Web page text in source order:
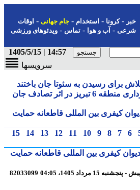
-کرونا-استخدام- جام جهانی-اوقات
-آب و هوا-تماس-ویدئوهای ورزشی
14:57 | 1405/5/15
سرویسها
کارگر فضای سبز شهرداری منطقه 6 تبریز در اثر تصادف جان
کیفری بین المللی قاطعانه حمایت
7
8
9
10
11
12
13
14
15
کیفری بین المللی قاطعانه حمایت
82033099